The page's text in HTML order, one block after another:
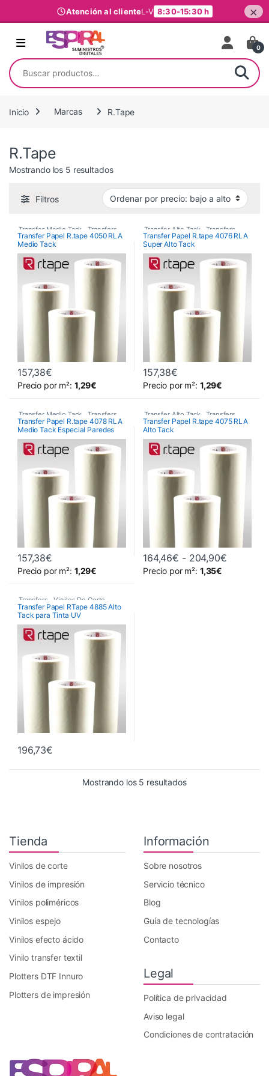
Atención al clienteL-V 8:30-15:30 h ×
Ir al contenido
0
Buscar por:
Inicio Marcas R.Tape
R.Tape
Mostrando los 5 resultadosOrdenado por precio: bajo a alto
Filtros
Transfer Medio Tack Transfers
Vinilos De Corte
Transfer Papel R.tape 4050 RLA
Medio Tack
157,38€
Precio por m²: 1,29€
Este producto tiene múltiples variantes. Las opciones se
Transfer Alto Tack Transfers
Vinilos De Corte
Transfer Papel R.tape 4076 RLA
Super Alto Tack
157,38€
Precio por m²: 1,29€
Este producto tiene múltiples
Transfer Medio Tack Transfers
Vinilos De Corte
Transfer Papel R.tape 4078 RLA
Medio Tack Especial Paredes
157,38€
Precio por m²: 1,29€
Este producto tiene múltiples variantes. Las opciones se
Transfer Alto Tack Transfers
Vinilos De Corte
Transfer Papel R.tape 4075 RLA
Alto Tack
164,46€ - 204,90€Rango
Precio por m²: 1,35€
Este producto tiene múltiples
Transfers Vinilos De Corte
Transfer Papel RTape 4885 Alto
Tack para Tinta UV
196,73€
Mostrando los 5 resultadosOrdenado por
Tienda
Vinilos de corte
Vinilos de impresión
Vinilos poliméricos
Vinilos espejo
Vinilos efecto ácido
Vinilo transfer textil
Plotters DTF Innuro
Plotters de impresión
Información
Sobre nosotros
Servicio técnico
Blog
Guía de tecnologías
Contacto
Legal
Política de privacidad
Aviso legal
Condiciones de contratación